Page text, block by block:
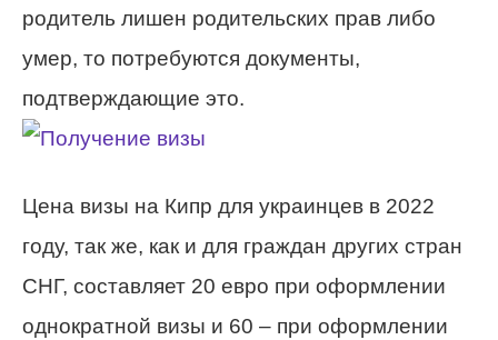
родитель лишен родительских прав либо
умер, то потребуются документы,
подтверждающие это.
Цена визы на Кипр для украинцев в 2022
году, так же, как и для граждан других стран
СНГ, составляет 20 евро при оформлении
однократной визы и 60 – при оформлении